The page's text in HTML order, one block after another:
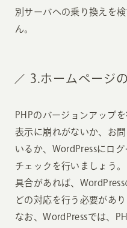
別サーバへの乗り換えを
ん。
3.ホームページ
PHPのバージョンアップ
表示に崩れがないか、お
いるか、WordPressにロ
チェックを行いましょう
具合があれば、
どの対応を行う必要があり
なお、WordPressでは、